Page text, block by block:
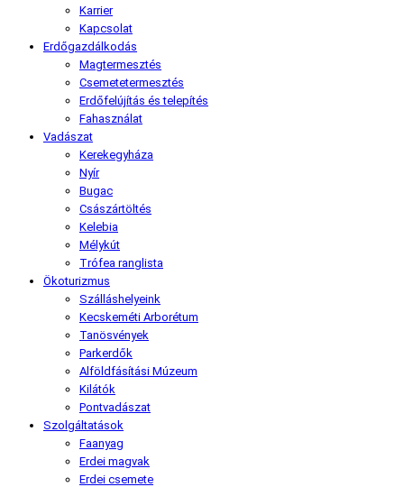
Karrier
Kapcsolat
Erdőgazdálkodás
Magtermesztés
Csemetetermesztés
Erdőfelújítás és telepítés
Fahasználat
Vadászat
Kerekegyháza
Nyír
Bugac
Császártöltés
Kelebia
Mélykút
Trófea ranglista
Ökoturizmus
Szálláshelyeink
Kecskeméti Arborétum
Tanösvények
Parkerdők
Alföldfásítási Múzeum
Kilátók
Pontvadászat
Szolgáltatások
Faanyag
Erdei magvak
Erdei csemete